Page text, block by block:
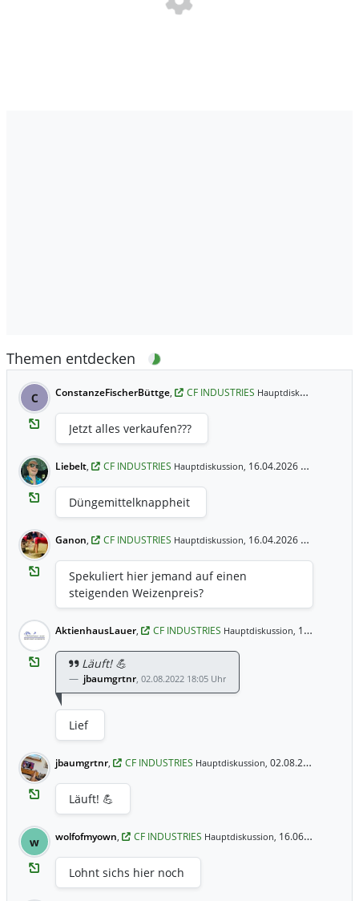
Themen entdecken
C ConstanzeFischerBüttge, CF INDUSTRIES Hauptdiskussion,
Jetzt alles verkaufen???
Liebelt, CF INDUSTRIES Hauptdiskussion, 16.04.2026 21:57 Uhr
Düngemittelknappheit
Ganon, CF INDUSTRIES Hauptdiskussion, 16.04.2026 15:16 Uhr
Spekuliert hier jemand auf einen
steigenden Weizenpreis?
AktienhausLauer, CF INDUSTRIES Hauptdiskussion, 16.03.2023 12:55 Uhr
Läuft! 💪
jbaumgrtnr, 02.08.2022 18:05 Uhr
Lief
jbaumgrtnr, CF INDUSTRIES Hauptdiskussion, 02.08.2022 18:05 Uhr
Läuft! 💪
w wolfofmyown, CF INDUSTRIES Hauptdiskussion, 16.06.2022 16:41 Uhr
Lohnt sichs hier noch